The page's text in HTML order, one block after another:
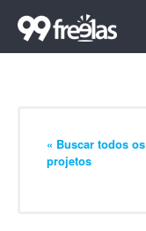
« Buscar todos os
projetos